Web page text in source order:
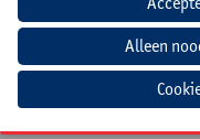
Praktisch
26/